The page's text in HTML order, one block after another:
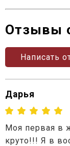
Отзывы
Написать
Дарья
Моя первая в
круто!!! Я в